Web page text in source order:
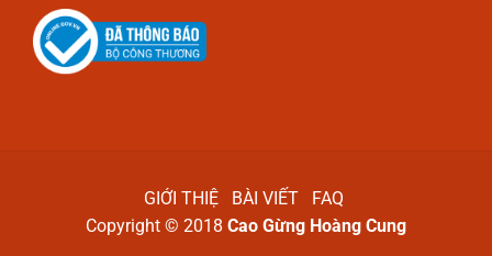
GIỚI THIỆ BÀI VIẾT
FAQ
Copyright © 2018 Cao Gừng Hoàng Cung